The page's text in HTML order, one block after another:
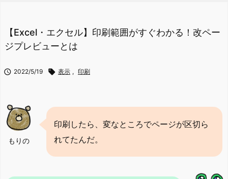
検索
【Excel・エクセル】印刷範囲がすぐわかる！改ペー
ジプレビューとは
 2022/5/19  表示 , 印刷
もりの
印刷したら、変なところでページが区切ら
れてたんだ。